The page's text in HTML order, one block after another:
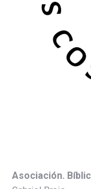
Asociación.